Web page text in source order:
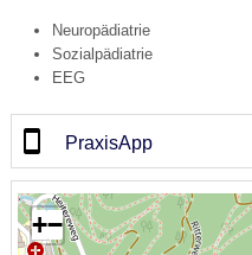
Neuropädiatrie
Sozialpädiatrie
EEG
PraxisApp
+−